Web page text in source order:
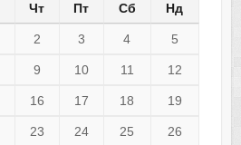
Чт Пт Сб Нд
2 3 4 5
9 10 11 12
16 17 18 19
23 24 25 26